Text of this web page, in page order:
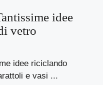
idee
vetro
idee riciclando
e vasi ...